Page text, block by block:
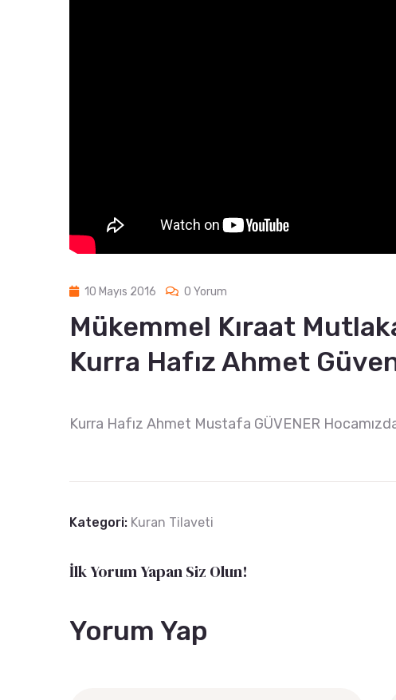
10 Mayıs 2016 0 Yorum
Mükemmel Kıraat
Kurra Hafız Ahmet
Kurra Hafız Ahmet Mustafa GÜVENER
Kategori: Kuran Tilaveti
İlk Yorum Yapan Siz Olun!
Yorum Yap